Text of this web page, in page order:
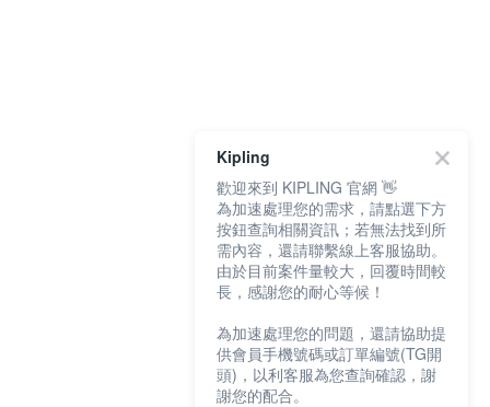
Kipling
歡迎來到 KIPLING 官網 👋
為加速處理您的需求，請點選下方
按鈕查詢相關資訊；若無法找到所
需內容，還請聯繫線上客服協助。
由於目前案件量較大，回覆時間較
長，感謝您的耐心等候！
為加速處理您的問題，還請協助提
供會員手機號碼或訂單編號(TG開
頭)，以利客服為您查詢確認，謝
謝您的配合。